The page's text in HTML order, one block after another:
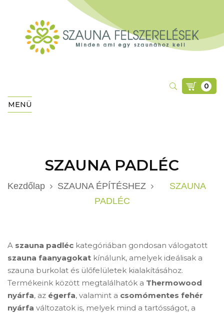
0
MENÜ
SZAUNA PADLÉC
Kezdőlap SZAUNA ÉPÍTÉSHEZ
SZAUNA
PADLÉC
A szauna padléc kategóriában gondosan válogatott
szauna faanyagokat kínálunk, amelyek ideálisak a
szauna burkolat és ülőfelületek kialakításához.
Termékeink között megtalálhatók a Thermowood
nyárfa, az égerfa, valamint a csomómentes fehér
nyárfa változatok is, melyek mind a tartósságot, a